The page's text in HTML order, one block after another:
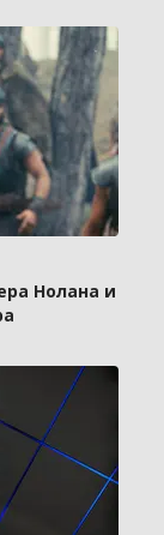
Нолана и